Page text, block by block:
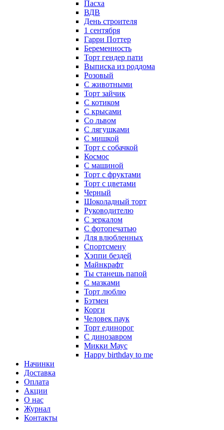
Пасха
ВДВ
День строителя
1 сентября
Гарри Поттер
Беременность
Торт гендер пати
Выписка из роддома
Розовый
С животными
Торт зайчик
С котиком
С крысами
Со львом
С лягушками
С мишкой
Торт с собачкой
Космос
С машиной
Торт с фруктами
Торт с цветами
Черный
Шоколадный торт
Руководителю
С зеркалом
С фотопечатью
Для влюбленных
Спортсмену
Хэппи бездей
Майнкрафт
Ты станешь папой
С мазками
Торт люблю
Бэтмен
Корги
Человек паук
Торт единорог
С динозавром
Микки Маус
Happy birthday to me
Начинки
Доставка
Оплата
Акции
О нас
Журнал
Контакты